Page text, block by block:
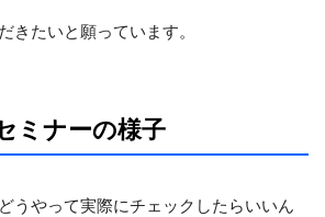
きたいと願っています。
ミナーの様子
うやって実際にチェックしたらいいん